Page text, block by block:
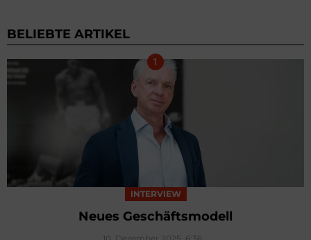
BELIEBTE ARTIKEL
INTERVIEW
Neues Geschäftsmodell
10. Dezember 2025, 6:36